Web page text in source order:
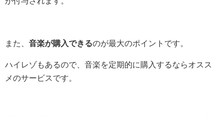
また、 音楽が購入できるのが最大のポイントです。
ハイレゾもあるので、音楽を定期的に購入するならオスス
メのサービスです。